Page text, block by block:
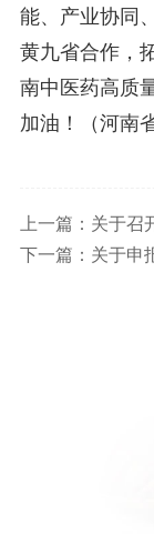
能、产业协同
黄九省合作，
南中医药高质
加油！（河南